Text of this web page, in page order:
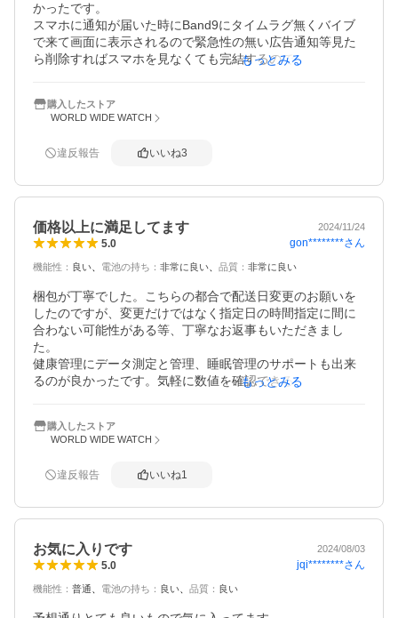
かったです。
スマホに通知が届いた時にBand9にタイムラグ無くバイブ
で来て画面に表示されるので緊急性の無い広告通知等見た
ら削除すればスマホを見なくても完結するので良かったで
えられるのはgood。
今まで時間はスマホを見て確認していたのですが最近スマ
もっとみる
購入したストア
WORLD WIDE WATCH
違反報告 いいね3
価格以上に満足してます 2024/11/24
5.0 gon********さん
機能性 ： 良い 電池の持ち ： 非常に良い 品質 ： 非常に良い
梱包が丁寧でした。こちらの都合で配送日変更のお願いを
したのですが、変更だけではなく指定日の時間指定に間に
合わない可能性がある等、丁寧なお返事もいただきまし
た。
健康管理にデータ測定と管理、睡眠管理のサポートも出来
るのが良かったです。気軽に数値を確認できるので、いつ
ple Watchと迷ってましたが、入門にはちょうど良いと感じ
もっとみる
購入したストア
WORLD WIDE WATCH
違反報告 いいね1
お気に入りです 2024/08/03
5.0 jqi********さん
機能性 ： 普通 電池の持ち ： 良い 品質 ： 良い